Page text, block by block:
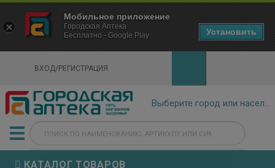
ВХОД/РЕГИСТРАЦИЯ
КАТАЛОГ ТОВАРОВ
×
Городская Аптека Маркетплейс
- In Google Play
Мобильное приложение
Городская Аптека
Бесплатно - Google Play
Установить